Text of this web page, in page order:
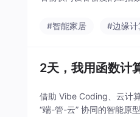
#智能家居
#边缘计
2天，我用函数计
借助 Vibe Coding、云计
“端-管-云” 协同的智能原